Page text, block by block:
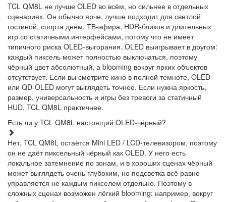
TCL QM8L не лучше OLED во всём, но сильнее в отдельных
сценариях. Он обычно ярче, лучше подходит для светлой
гостиной, спорта днём, ТВ-эфира, HDR-бликов и длительных
игр со статичными интерфейсами, потому что не имеет
типичного риска OLED-выгорания. OLED выигрывает в другом:
каждый пиксель может полностью выключаться, поэтому
чёрный цвет абсолютный, а blooming вокруг ярких объектов
отсутствует. Если вы смотрите кино в полной темноте, OLED
или QD-OLED могут выглядеть точнее. Если нужна яркость,
размер, универсальность и игры без тревоги за статичный
HUD, TCL QM8L практичнее.
Есть ли у TCL QM8L настоящий OLED-чёрный?
Нет, TCL QM8L остаётся Mini LED / LCD-телевизором, поэтому
он не даёт пиксельный чёрный как OLED. У него есть
локальное затемнение по зонам, и в хороших сценах чёрный
может выглядеть очень глубоким, но подсветка всё равно
управляется не каждым пикселем отдельно. Поэтому в
сложных сценах возможен лёгкий blooming: например, вокруг